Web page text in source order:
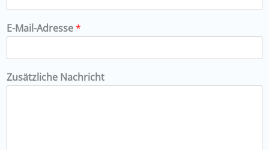
E-Mail-Adresse*
Zusätzliche Nachricht